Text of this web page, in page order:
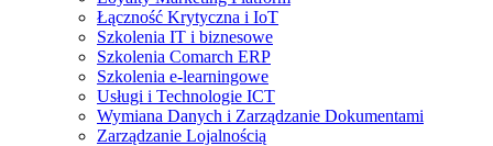
Łączność Krytyczna i IoT
Szkolenia IT i biznesowe
Szkolenia Comarch ERP
Szkolenia e-learningowe
Usługi i Technologie ICT
Wymiana Danych i Zarządzanie Dokumentami
Zarządzanie Lojalnością